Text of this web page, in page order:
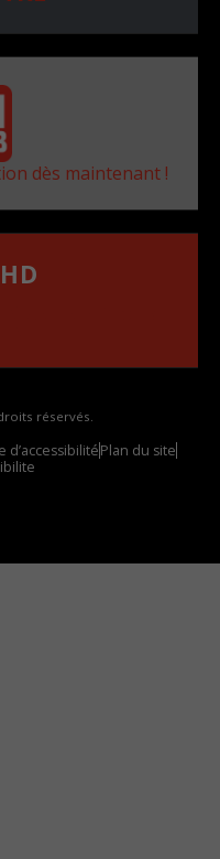
dès maintenant !
réservés.
d’accessibilitéPlan du site